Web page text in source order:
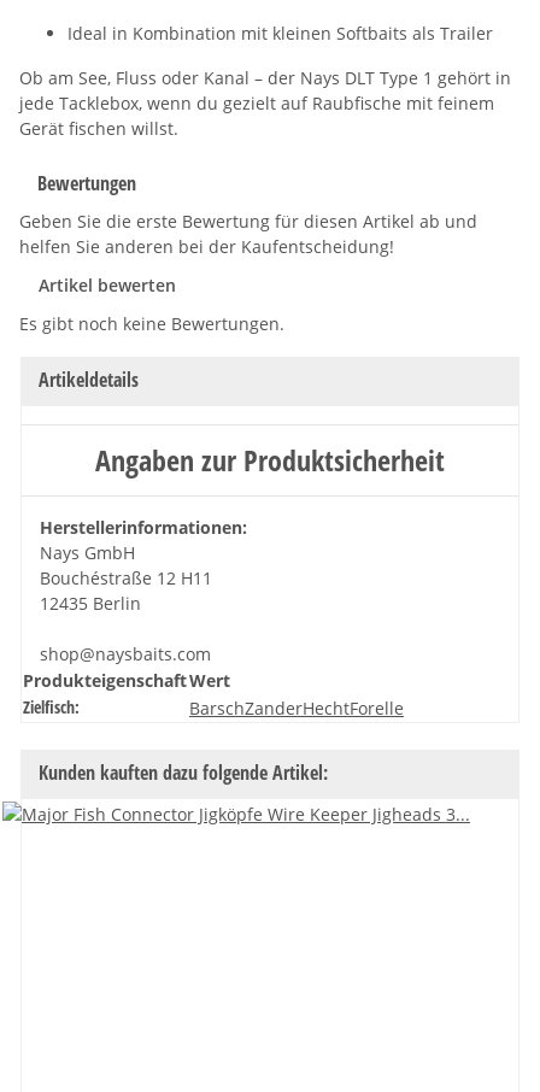
Ideal in Kombination mit kleinen Softbaits als Trailer
Ob am See, Fluss oder Kanal – der Nays DLT Type 1 gehört in
jede Tacklebox, wenn du gezielt auf Raubfische mit feinem
Gerät fischen willst.
Bewertungen
Geben Sie die erste Bewertung für diesen Artikel ab und
helfen Sie anderen bei der Kaufentscheidung!
Artikel bewerten
Es gibt noch keine Bewertungen.
Artikeldetails
Angaben zur Produktsicherheit
Herstellerinformationen:
Nays GmbH
Bouchéstraße 12 H11
12435 Berlin
shop@naysbaits.com
ProdukteigenschaftWert
Zielfisch:
BarschZanderHechtForelle
Kunden kauften dazu folgende Artikel: